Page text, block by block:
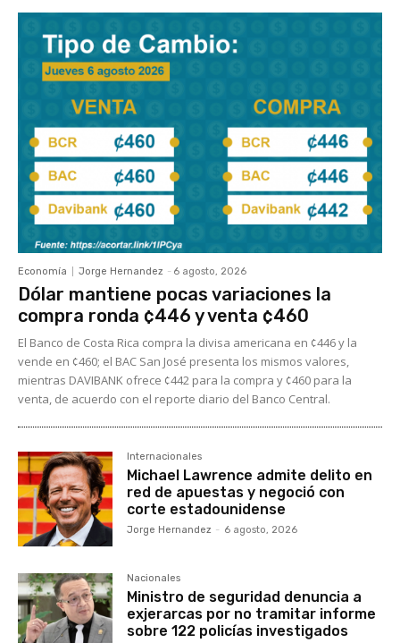
Economía Jorge Hernandez - 6 agosto, 2026
Dólar mantiene pocas variaciones la
compra ronda ¢446 y venta ¢460
El Banco de Costa Rica compra la divisa americana en ¢446 y la
vende en ¢460; el BAC San José presenta los mismos valores,
mientras DAVIBANK ofrece ¢442 para la compra y ¢460 para la
venta, de acuerdo con el reporte diario del Banco Central.
Internacionales
Michael Lawrence admite delito en
red de apuestas y negoció con
corte estadounidense
Jorge Hernandez - 6 agosto, 2026
Nacionales
Ministro de seguridad denuncia a
exjerarcas por no tramitar informe
sobre 122 policías investigados